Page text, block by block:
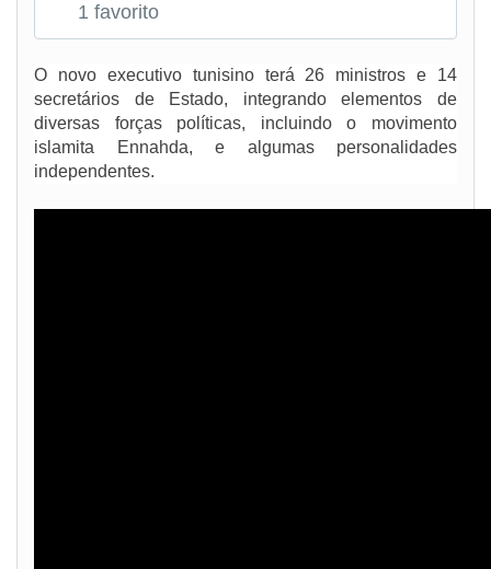
1 favorito
O novo executivo tunisino terá 26 ministros e 14
secretários de Estado, integrando elementos de
diversas forças políticas, incluindo o movimento
islamita Ennahda, e algumas personalidades
independentes.